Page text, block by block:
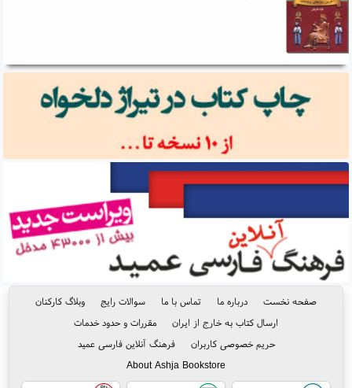
صفحه نخست درباره ما تماس با ما سوالات رایج
وبلاگ کارکنان
ارسال کتاب به خارج از ایران
مقررات و حدود خدمات
حریم خصوصی کاربران
فرهنگ آنلاین فارسی عمید
About Ashja Bookstore